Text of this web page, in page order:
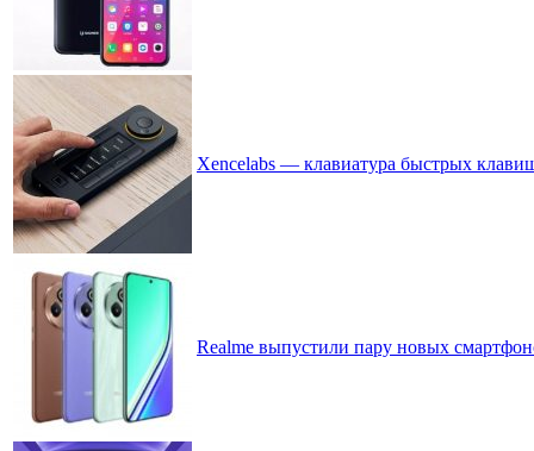
Xencelabs — клавиатура быстрых
Realme выпустили пару новых